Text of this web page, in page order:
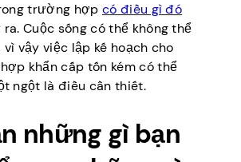
trường hợp có điều gì đó
ra. Cuộc sống có thể không thể
vậy việc lập kế hoạch cho
khẩn cấp tốn kém có thể
ngột là điều cần thiết.
những gì bạn